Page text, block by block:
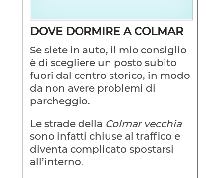
DOVE DORMIRE A COLMAR
Se siete in auto, il mio consiglio
è di scegliere un posto subito
fuori dal centro storico, in modo
da non avere problemi di
parcheggio.
Le strade della Colmar vecchia
sono infatti chiuse al traffico e
diventa complicato spostarsi
all’interno.